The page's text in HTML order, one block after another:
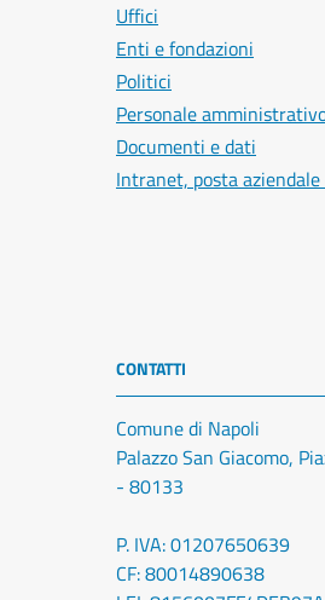
Uffici
Enti e fondazioni
Politici
Personale
Documenti e dati
Intranet, posta
CONTATTI
Comune di Napoli
Palazzo San Giacomo,
- 80133
P. IVA: 01207650639
CF: 80014890638